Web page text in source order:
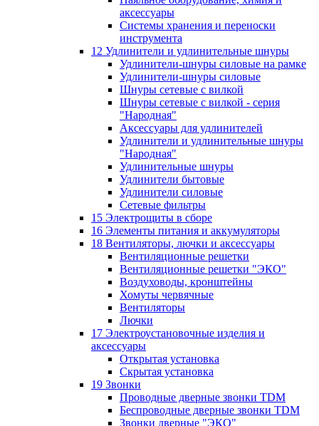
аксессуары
Системы хранения и переноски
инструмента
12 Удлинители и удлинительные шнуры
Удлинители-шнуры силовые на рамке
Удлинители-шнуры силовые
Шнуры сетевые с вилкой
Шнуры сетевые с вилкой - серия
"Народная"
Аксессуары для удлинителей
Удлинители и удлинительные шнуры
"Народная"
Удлинительные шнуры
Удлинители бытовые
Удлинители силовые
Сетевые фильтры
15 Электрощиты в сборе
16 Элементы питания и аккумуляторы
18 Вентиляторы, лючки и аксессуары
Вентиляционные решетки
Вентиляционные решетки "ЭКО"
Воздуховоды, кронштейны
Хомуты червячные
Вентиляторы
Лючки
17 Электроустановочные изделия и
аксессуары
Открытая установка
Скрытая установка
19 Звонки
Проводные дверные звонки TDM
Беспроводные дверные звонки TDM
Звонки дверные "ЭКО"